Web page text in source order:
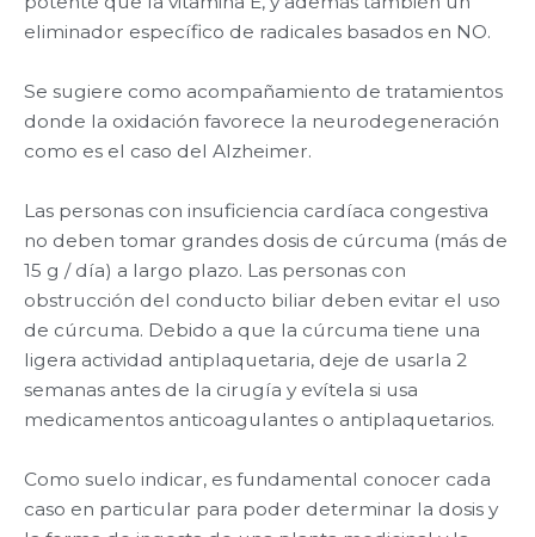
eliminador específico de radicales basados en NO.
Se sugiere como acompañamiento de tratamientos
donde la oxidación favorece la neurodegeneración
como es el caso del Alzheimer.
Las personas con insuficiencia cardíaca congestiva
no deben tomar grandes dosis de cúrcuma (más de
15 g / día) a largo plazo. Las personas con
obstrucción del conducto biliar deben evitar el uso
de cúrcuma. Debido a que la cúrcuma tiene una
ligera actividad antiplaquetaria, deje de usarla 2
semanas antes de la cirugía y evítela si usa
medicamentos anticoagulantes o antiplaquetarios.
Como suelo indicar, es fundamental conocer cada
caso en particular para poder determinar la dosis y